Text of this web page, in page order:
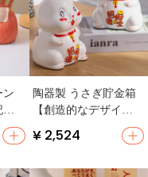
ン
箱
・
陶器製 うさぎ貯金箱
【創造的なデザイ
ン・子供向け・取り
出し可能】
¥ 2,524